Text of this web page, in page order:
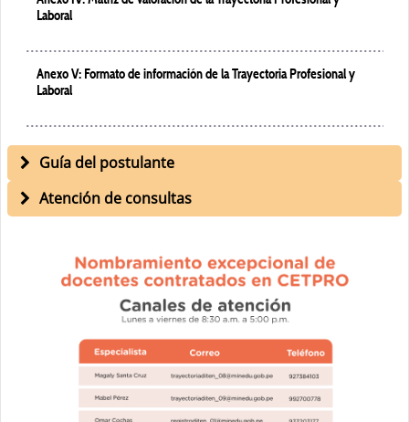
Laboral
Anexo V: Formato de información de la Trayectoria Profesional y
Laboral
Guía del postulante
Atención de consultas